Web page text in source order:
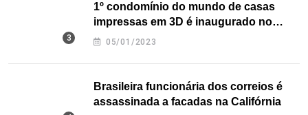
1º condomínio do mundo de casas
impressas em 3D é inaugurado no
Texas
05/01/2023
Brasileira funcionária dos correios é
assassinada a facadas na Califórnia